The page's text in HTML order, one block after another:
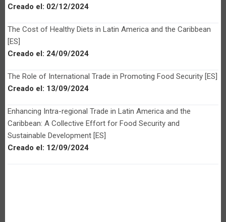
Creado el: 02/12/2024
The Cost of Healthy Diets in Latin America and the Caribbean
[ES]
Creado el: 24/09/2024
The Role of International Trade in Promoting Food Security [ES]
Creado el: 13/09/2024
Enhancing Intra-regional Trade in Latin America and the
Caribbean: A Collective Effort for Food Security and
Sustainable Development [ES]
Creado el: 12/09/2024